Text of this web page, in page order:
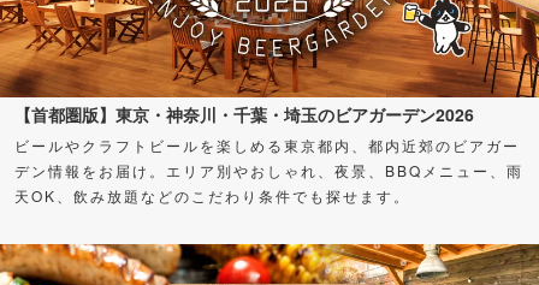
【首都圏版】東京・神奈川・千葉・埼玉のビアガーデン2026
ビールやクラフトビールを楽しめる東京都内、都内近郊のビアガー
デン情報をお届け。エリア別やおしゃれ、夜景、BBQメニュー、雨
天OK、飲み放題などのこだわり条件でも探せます。